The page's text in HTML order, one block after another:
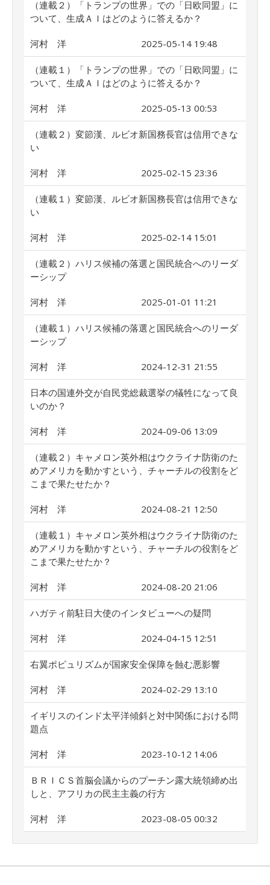
（連載２）「トランプの世界」での「日欧同盟」に
ついて、生成ＡＩはどのように答えるか？
河村 洋 2025-05-14 19:48
（連載１）「トランプの世界」での「日欧同盟」に
ついて、生成ＡＩはどのように答えるか？
河村 洋 2025-05-13 00:53
（連載２）変節漢、ルビオ新国務長官は信用できな
い
河村 洋 2025-02-15 23:36
（連載１）変節漢、ルビオ新国務長官は信用できな
い
河村 洋 2025-02-14 15:01
（連載２）ハリス候補の落選と国民統合へのリーダ
ーシップ
河村 洋 2025-01-01 11:21
（連載１）ハリス候補の落選と国民統合へのリーダ
ーシップ
河村 洋 2024-12-31 21:55
日本の国連外交が自民党総裁選挙の犠牲になって良
いのか？
河村 洋 2024-09-06 13:09
（連載２）キャメロン英外相はウクライナ防衛のた
めアメリカを動かすという、チャーチルの役割をど
こまで果たせたか？
河村 洋 2024-08-21 12:50
（連載１）キャメロン英外相はウクライナ防衛のた
めアメリカを動かすという、チャーチルの役割をど
こまで果たせたか？
河村 洋 2024-08-20 21:06
ハガティ前駐日大使のインタビューへの疑問
河村 洋 2024-04-15 12:51
右翼ポピュリズムが国家安全保障を蝕む悪影響
河村 洋 2024-02-29 13:10
イギリスのインド太平洋傾斜と対中関係における問
題点
河村 洋 2023-10-12 14:06
ＢＲＩＣＳ首脳会議からのプーチン露大統領締め出
しと、アフリカの民主主義の行方
河村 洋 2023-08-05 00:32